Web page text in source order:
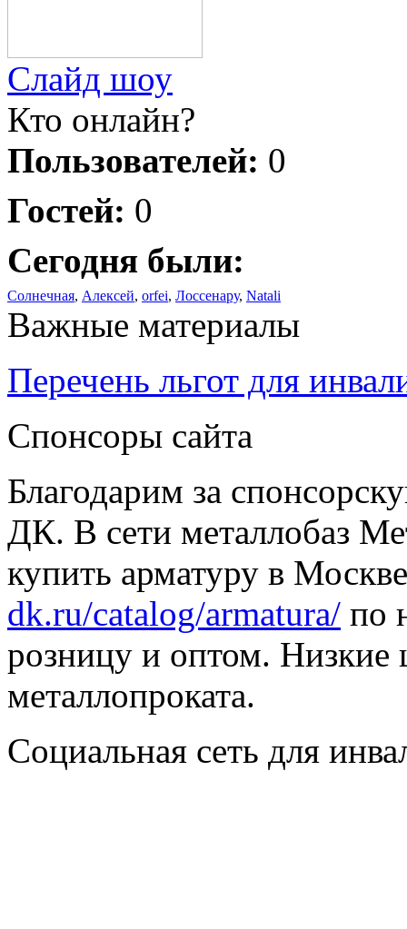
Слайд шоу
Кто онлайн?
Пользователей: 0
Гостей: 0
Сегодня были:
Солнечная, Алексей, orfei, Лоссенару, Natali
Важные материалы
Перечень льгот для
Спонсоры сайта
Благодарим за
ДК. В сети металлобаз
купить арматуру в
dk.ru/catalog/armatura/ по
розницу и оптом. Низкие
металлопроката.
Социальная сеть для